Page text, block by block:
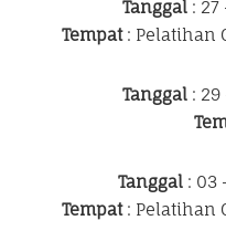
Tanggal :
Tempat: Pelatihan
Tanggal: 29
Tanggal : 03
Tempat: Pelatihan